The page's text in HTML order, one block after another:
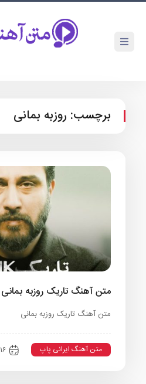
برچسب: روزبه بمانی
متن آهنگ تاریک روزبه بمانی
متن آهنگ تاریک روزبه بمانی
متن آهنگ ایرانی پاپ ۱۶ اسفند ۱۴۰۲